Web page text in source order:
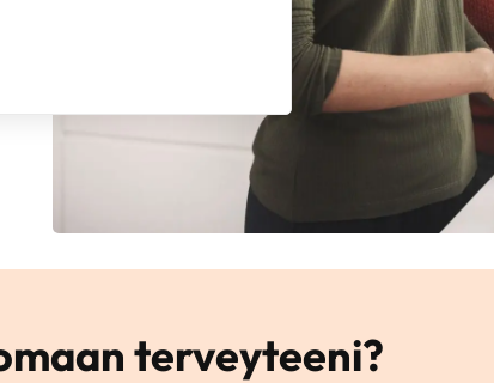
terveyteeni?